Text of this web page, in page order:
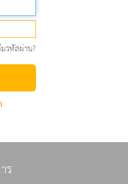
รหัสผ่าน?
ร